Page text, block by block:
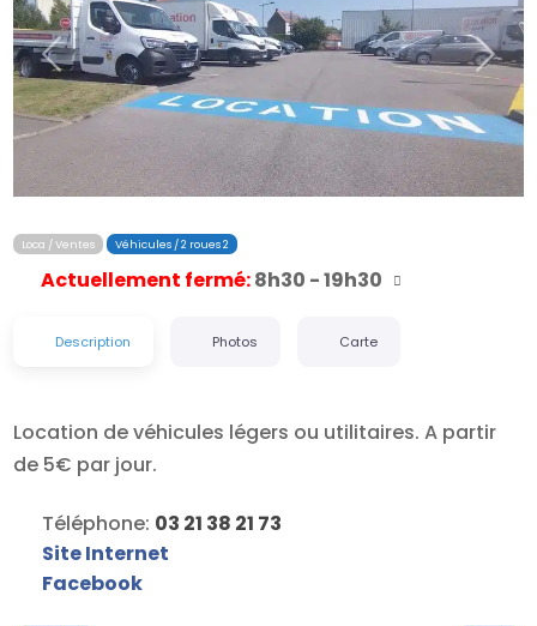
Précédent
Loca / Ventes Véhicules / 2 roues 2
Actuellement fermé:8h30 - 19h30
Description Photos Carte
Location de véhicules légers ou utilitaires. A partir
de 5€ par jour.
Téléphone: 03 21 38 21 73
Site Internet
Facebook